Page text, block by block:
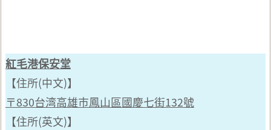
紅毛港保安堂
【住所(中文)】
〒830台湾高雄市鳳山區國慶七街132號
【住所(英文)】